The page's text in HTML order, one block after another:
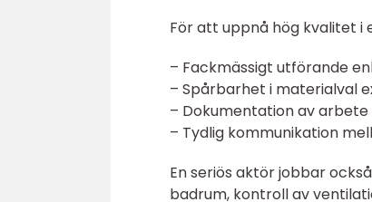
För att uppnå hög kvalitet i
– Fackmässigt utförande
– Spårbarhet i materialval
– Dokumentation av
– Tydlig kommunikation
En seriös aktör jobbar
badrum, kontroll av